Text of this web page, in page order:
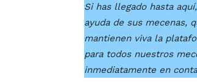
Si has llegado hasta
ayuda de sus mecenas,
mantienen viva la
para todos nuestros
inmediatamente en